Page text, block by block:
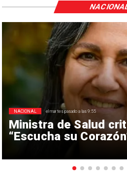
Ministra de Salud
“Escucha su
NACIONAL el martes pasado a las 9:55